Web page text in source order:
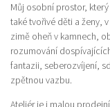
Můj osobní prostor,
také tvořivé děti a ženy,
zimě oheň v kamnech,
rozumování
fantazii, seberozvíjení,
zpětnou vazbu.
Ateliér je i malou